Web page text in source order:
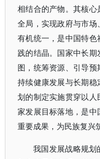
相结合的产物。其核心
全局，实现政府与市场
有机统一，是中国特
践的结晶。国家中长
图，统筹资源、引导
持续健康发展与长期
划的制定实施贯穿以人
家发展目标落地，是中
重要成果，为民族复兴
我国发展战略规划